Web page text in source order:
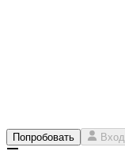
Попробовать Вход